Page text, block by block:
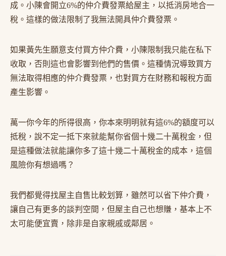
成。小陳會開立6%的仲介費發票給屋主，以抵消房地合一
稅。這樣的做法限制了我無法開具仲介費發票。
如果黃先生願意支付買方仲介費，小陳限制我只能在私下
收取，否則這也會影響到他們的售價。這種情況導致買方
無法取得相應的仲介費發票，也對買方在財務和報稅方面
產生影響。
萬一你今年的所得很高，你本來明明就有這6%的額度可以
抵稅，說不定一抵下來就能幫你省個十幾二十萬稅金，但
是這種做法就能讓你多了這十幾二十萬稅金的成本，這個
風險你有想過嗎？
我們都覺得找屋主自售比較划算，雖然可以省下仲介費，
讓自己有更多的談判空間，但屋主自己也想賺，基本上不
太可能便宜賣，除非是自家親戚或鄰居。